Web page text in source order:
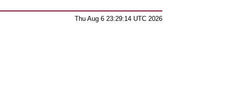
Thu Aug 6 23:29:14 UTC 2026